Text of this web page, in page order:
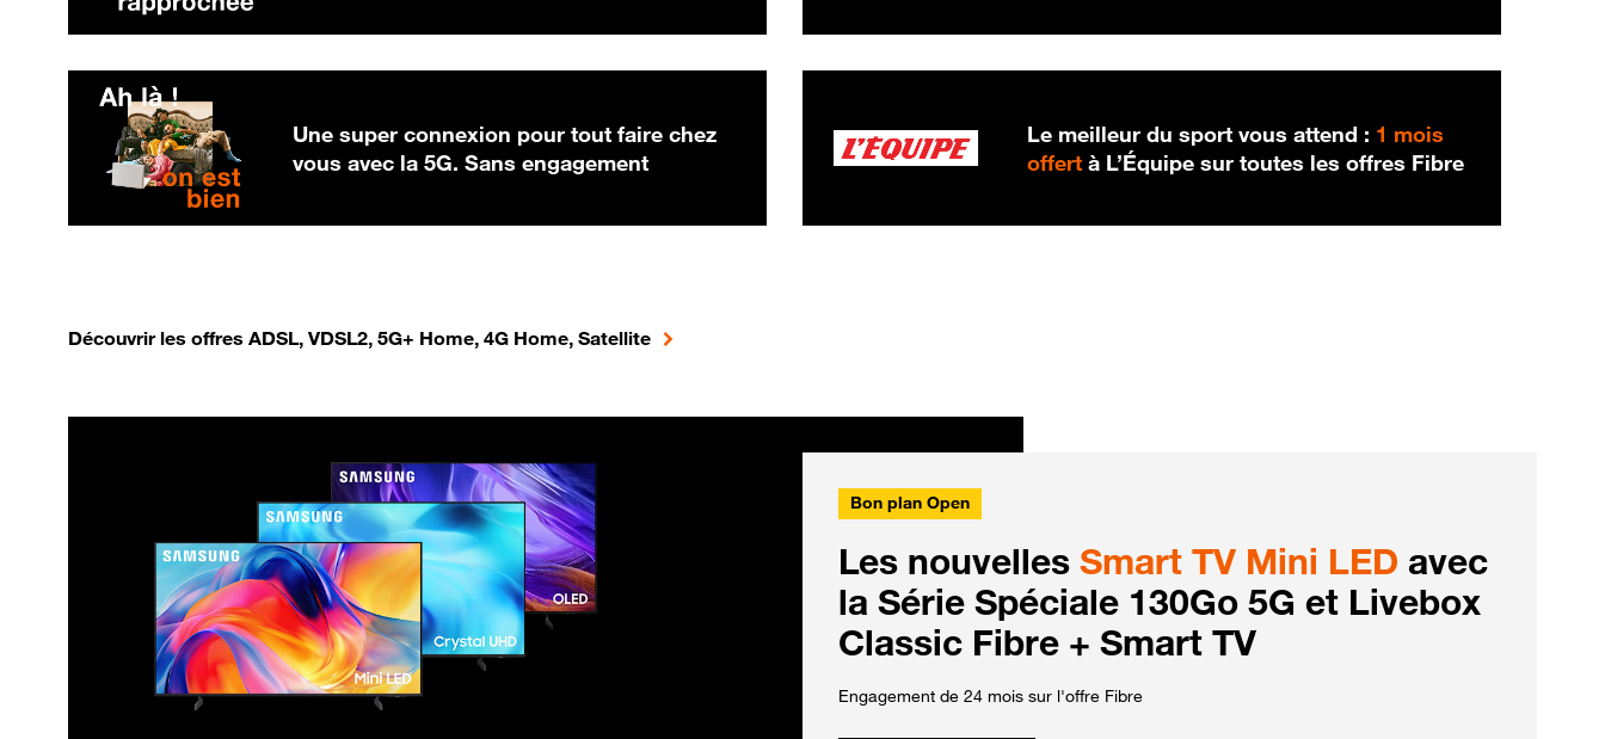
Une super connexion pour tout faire chez
vous avec la 5G. Sans engagement
Le meilleur du sport vous attend : 1 mois
offert à L’Équipe sur toutes les offres Fibre
Découvrir les offres ADSL, VDSL2, 5G+ Home, 4G Home, Satellite
Bon plan Open
Les nouvelles Smart TV Mini LED avec
la Série Spéciale 130Go 5G et Livebox
Classic Fibre + Smart TV
Engagement de 24 mois sur l'offre Fibre